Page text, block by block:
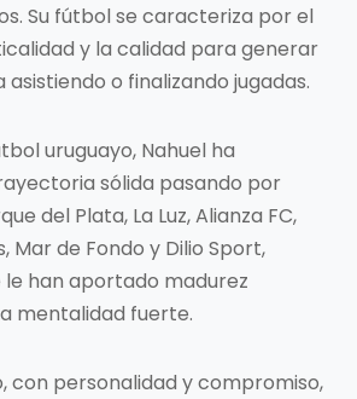
Su fútbol se caracteriza por el
y la calidad para generar
asistiendo o finalizando jugadas.
uruguayo, Nahuel ha
sólida pasando por
del Plata, La Luz, Alianza FC,
Mar de Fondo y Dilio Sport,
le han aportado madurez
mentalidad fuerte.
con personalidad y compromiso,